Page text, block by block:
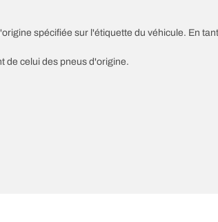
spécifiée sur l'étiquette du véhicule. En
de celui des pneus d'origine.